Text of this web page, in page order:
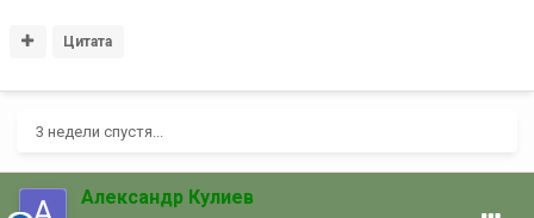
Цитата
3 недели спустя...
Александр Кулиев